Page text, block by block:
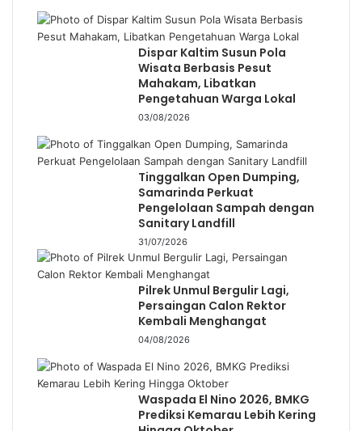
Dispar Kaltim Susun Pola
Wisata Berbasis Pesut
Mahakam, Libatkan
Pengetahuan Warga Lokal
03/08/2026
Tinggalkan Open Dumping,
Samarinda Perkuat
Pengelolaan Sampah dengan
Sanitary Landfill
31/07/2026
Pilrek Unmul Bergulir Lagi,
Persaingan Calon Rektor
Kembali Menghangat
04/08/2026
Waspada El Nino 2026, BMKG
Prediksi Kemarau Lebih Kering